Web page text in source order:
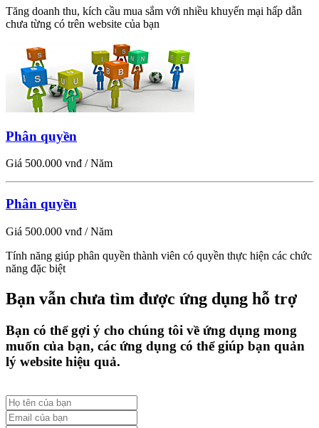
Tăng doanh thu, kích cầu mua sắm với nhiều khuyến mại hấp dẫn
chưa từng có trên website của bạn
Phân quyền
Giá 500.000 vnđ / Năm
Phân quyền
Giá 500.000 vnđ / Năm
Tính năng giúp phân quyền thành viên có quyền thực hiện các chức
năng đặc biệt
Bạn vẫn chưa tìm được ứng dụng hỗ trợ
Bạn có thể gợi ý cho chúng tôi về ứng dụng mong
muốn của bạn, các ứng dụng có thể giúp bạn quản
lý website hiệu quả.